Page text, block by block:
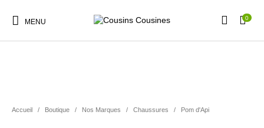
MENU 0
Nouveautés Promotions Chaussures Vêtements Filles
Accueil / Boutique / Nos Marques / Chaussures / Pom d'Api